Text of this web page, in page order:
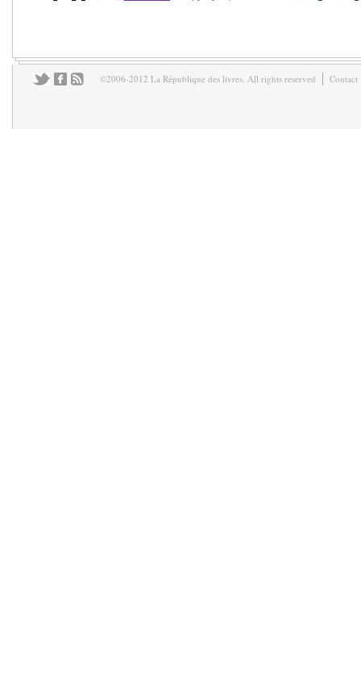
©2006-2012 La République des livres. All rights reserved Contact